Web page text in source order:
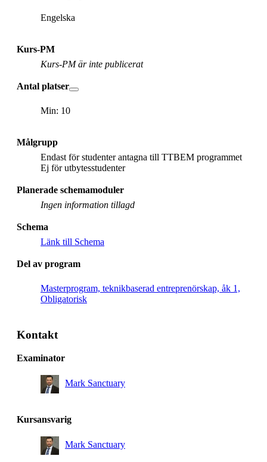
Engelska
Kurs-PM
Kurs-PM är inte publicerat
Antal platser
Min: 10
Målgrupp
Endast för studenter antagna till TTBEM programmet
Ej för utbytesstudenter
Planerade schemamoduler
Ingen information tillagd
Schema
Länk till Schema
Del av program
Masterprogram, teknikbaserad entreprenörskap, åk 1,
Obligatorisk
Kontakt
Examinator
Mark Sanctuary
Kursansvarig
Mark Sanctuary